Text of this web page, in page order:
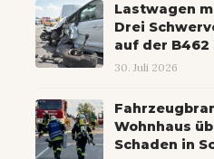
Lastwagen
Drei
auf der
30. Juli 2026
Wohnhaus
Schaden in